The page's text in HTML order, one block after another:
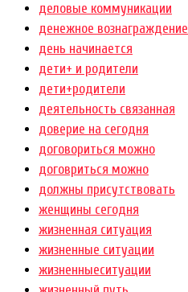
деловые коммуникации
денежное вознаграждение
день начинается
дети+ и родители
дети+родители
деятельность связанная
доверие на сегодня
договориться можно
договриться можно
должны присутствовать
женщины сегодня
жизненная ситуация
жизненные ситуации
жизненныеситуации